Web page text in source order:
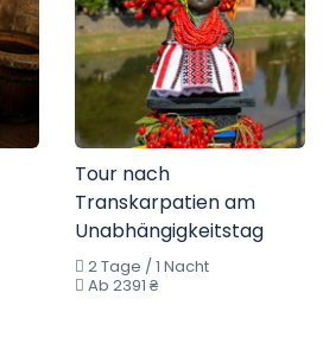
Tour nach
Transkarpatien am
Unabhängigkeitstag
2 Tage / 1 Nacht
Ab 2391 ₴